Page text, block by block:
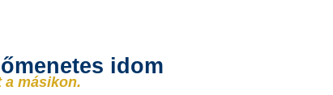
idom
a másikon.